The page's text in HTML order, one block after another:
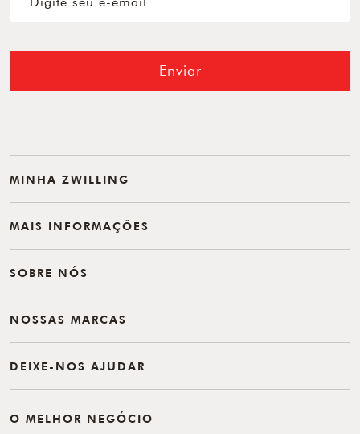
Enviar
MINHA ZWILLING
MAIS INFORMAÇÕES
SOBRE NÓS
NOSSAS MARCAS
DEIXE-NOS AJUDAR
O MELHOR NEGÓCIO